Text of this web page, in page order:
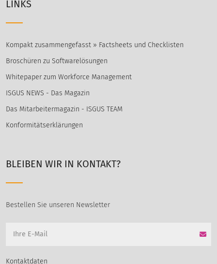
LINKS
Kompakt zusammengefasst » Factsheets und Checklisten
Broschüren zu Softwarelösungen
Whitepaper zum Workforce Management
ISGUS NEWS - Das Magazin
Das Mitarbeitermagazin - ISGUS TEAM
Konformitätserklärungen
BLEIBEN WIR IN KONTAKT?
Bestellen Sie unseren Newsletter
Kontaktdaten